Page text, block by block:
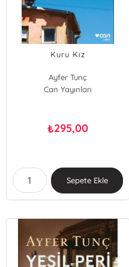
Kuru Kız
Ayfer Tunç
Can Yayınları
₺295,00
Sepete Ekle